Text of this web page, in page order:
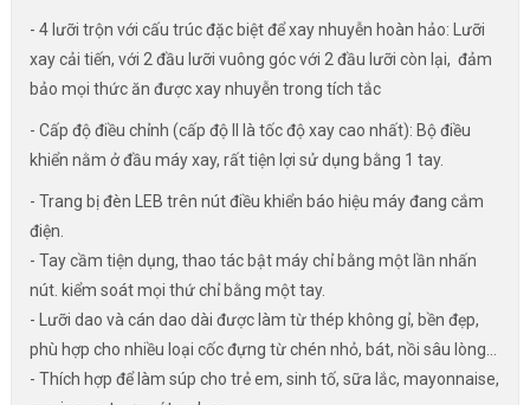
- 4 lưỡi trộn với cấu trúc đặc biệt để xay nhuyễn hoàn hảo: Lưỡi
xay cải tiến, với 2 đầu lưỡi vuông góc với 2 đầu lưỡi còn lại, đảm
bảo mọi thức ăn được xay nhuyễn trong tích tắc
- Cấp độ điều chỉnh (cấp độ II là tốc độ xay cao nhất): Bộ điều
khiển nằm ở đầu máy xay, rất tiện lợi sử dụng bằng 1 tay.
- Trang bị đèn LEB trên nút điều khiển báo hiệu máy đang cắm
điện.
- Tay cầm tiện dụng, thao tác bật máy chỉ bằng một lần nhấn
nút. kiểm soát mọi thứ chỉ bằng một tay.
- Lưỡi dao và cán dao dài được làm từ thép không gỉ, bền đẹp,
phù hợp cho nhiều loại cốc đựng từ chén nhỏ, bát, nồi sâu lòng...
- Thích hợp để làm súp cho trẻ em, sinh tố, sữa lắc, mayonnaise,